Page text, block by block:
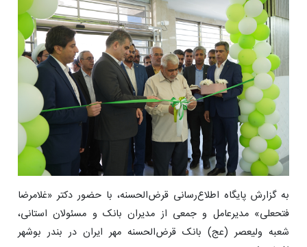
به گزارش پایگاه اطلاع‌رسانی قرض‌الحسنه، با حضور دکتر «غلامرضا
فتحعلی» مدیرعامل و جمعی از مدیران بانک و مسئولان استانی،
شعبه ولیعصر (عج) بانک قرض‌الحسنه مهر ایران در بندر بوشهر